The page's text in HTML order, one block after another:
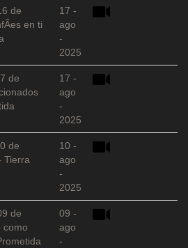
de
en ti
17 -
ago
-
2025
de
17 -
ago
-
2025
de
Tierra
10 -
ago
-
2025
de
como
09 -
ago
-